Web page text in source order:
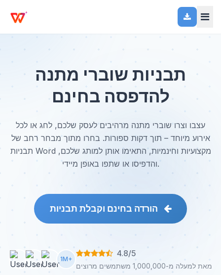
תבניות שוברי מתנה
להדפסה בחינם
עצבו וצרו שוברי מתנה מרהיבים לעסק שלכם, לחג או לכל
אירוע מיוחד – תוך דקות ספורות. בחרו מתוך מבחר רחב של
תבניות Word מקצועיות וחינמיות, התאימו אותן למותג שלכם,
והדפיסו או שתפו באופן מיידי.
1M+
4.8/5
מאת למעלה מ-1,000,000 משתמשים מרוצים